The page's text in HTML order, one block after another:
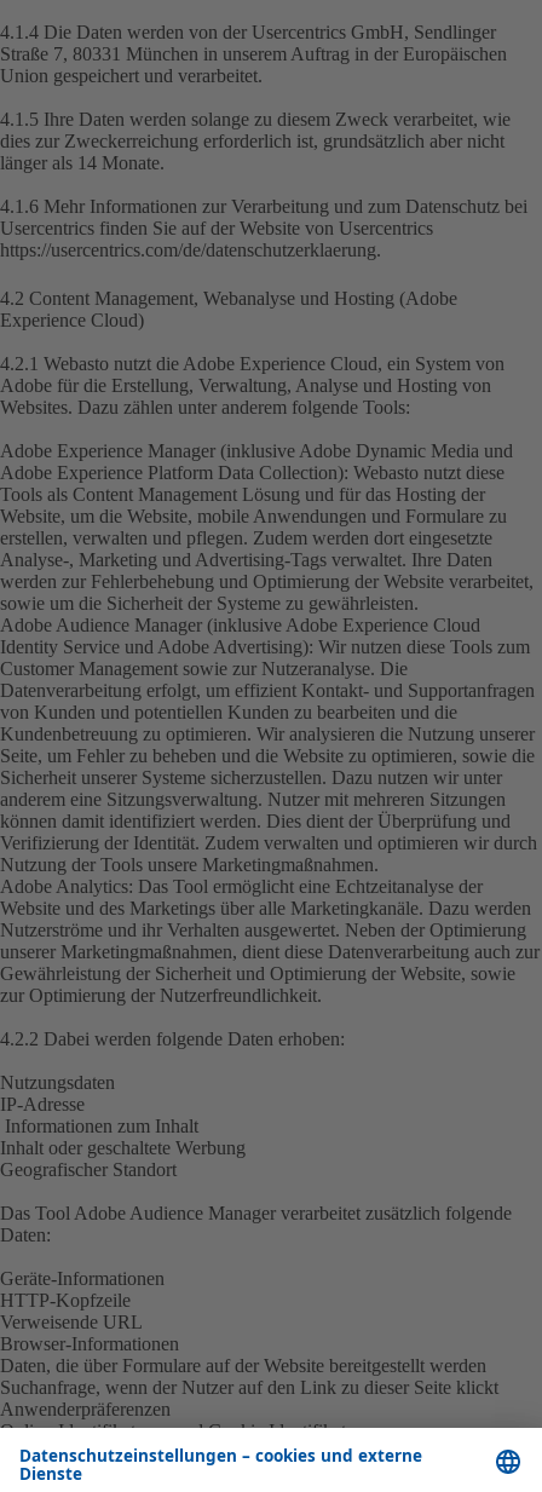
4.1.4 Die Daten werden von der Usercentrics GmbH, Sendlinger
Straße 7, 80331 München in unserem Auftrag in der Europäischen
Union gespeichert und verarbeitet.
4.1.5 Ihre Daten werden solange zu diesem Zweck verarbeitet, wie
dies zur Zweckerreichung erforderlich ist, grundsätzlich aber nicht
länger als 14 Monate.
4.1.6 Mehr Informationen zur Verarbeitung und zum Datenschutz bei
Usercentrics finden Sie auf der Website von Usercentrics
https://usercentrics.com/de/datenschutzerklaerung.
4.2 Content Management, Webanalyse und Hosting (Adobe
Experience Cloud)
4.2.1 Webasto nutzt die Adobe Experience Cloud, ein System von
Adobe für die Erstellung, Verwaltung, Analyse und Hosting von
Websites. Dazu zählen unter anderem folgende Tools:
Adobe Experience Manager (inklusive Adobe Dynamic Media und
Adobe Experience Platform Data Collection): Webasto nutzt diese
Tools als Content Management Lösung und für das Hosting der
Website, um die Website, mobile Anwendungen und Formulare zu
erstellen, verwalten und pflegen. Zudem werden dort eingesetzte
Analyse-, Marketing und Advertising-Tags verwaltet. Ihre Daten
werden zur Fehlerbehebung und Optimierung der Website verarbeitet,
sowie um die Sicherheit der Systeme zu gewährleisten.
Adobe Audience Manager (inklusive Adobe Experience Cloud
Identity Service und Adobe Advertising): Wir nutzen diese Tools zum
Customer Management sowie zur Nutzeranalyse. Die
Datenverarbeitung erfolgt, um effizient Kontakt- und Supportanfragen
von Kunden und potentiellen Kunden zu bearbeiten und die
Kundenbetreuung zu optimieren. Wir analysieren die Nutzung unserer
Seite, um Fehler zu beheben und die Website zu optimieren, sowie die
Sicherheit unserer Systeme sicherzustellen. Dazu nutzen wir unter
anderem eine Sitzungsverwaltung. Nutzer mit mehreren Sitzungen
können damit identifiziert werden. Dies dient der Überprüfung und
Verifizierung der Identität. Zudem verwalten und optimieren wir durch
Nutzung der Tools unsere Marketingmaßnahmen.
Adobe Analytics: Das Tool ermöglicht eine Echtzeitanalyse der
Website und des Marketings über alle Marketingkanäle. Dazu werden
Nutzerströme und ihr Verhalten ausgewertet. Neben der Optimierung
unserer Marketingmaßnahmen, dient diese Datenverarbeitung auch zur
Gewährleistung der Sicherheit und Optimierung der Website, sowie
zur Optimierung der Nutzerfreundlichkeit.
4.2.2 Dabei werden folgende Daten erhoben:
Nutzungsdaten
IP-Adresse
Informationen zum Inhalt
Inhalt oder geschaltete Werbung
Geografischer Standort
Das Tool Adobe Audience Manager verarbeitet zusätzlich folgende
Daten:
Geräte-Informationen
HTTP-Kopfzeile
Verweisende URL
Browser-Informationen
Daten, die über Formulare auf der Website bereitgestellt werden
Suchanfrage, wenn der Nutzer auf den Link zu dieser Seite klickt
Anwenderpräferenzen
Online-Identifikatoren und Cookie Identifikatoren
Das Tool Adobe Analytics verarbeitet zusätzlich folgende weitere
Daten: